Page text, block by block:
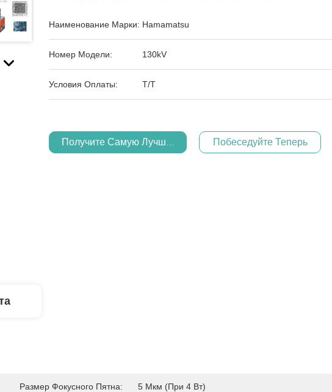
Наименование Марки: Hamamatsu
Номер Модели: 130kV
Условия Оплаты: Т/Т
Получите Самую Лучшую Цену Побеседуйте Теперь
Размер Фокусного Пятна: 5 Мкм (при 4 Вт)